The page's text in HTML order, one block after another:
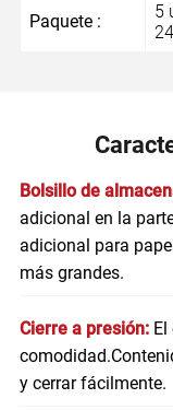
Paquete :
5
Bolsillo de
adicional en la
adicional para
más grandes.
Cierre a presión: El
comodidad.
y cerrar fácilmente.